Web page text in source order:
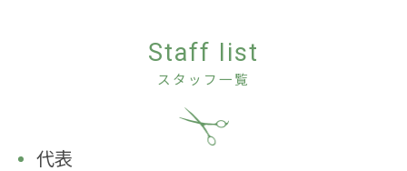
スタッフ一覧
Staff list
代表